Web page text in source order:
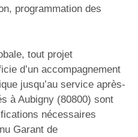
programmation des
tout projet
d’un accompagnement
jusqu’au service après-
à Aubigny (80800) sont
nécessaires
Garant de